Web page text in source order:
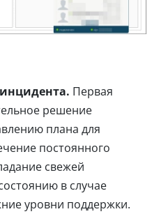
Первая
решение
плана для
постоянного
свежей
в случае
уровни поддержки.